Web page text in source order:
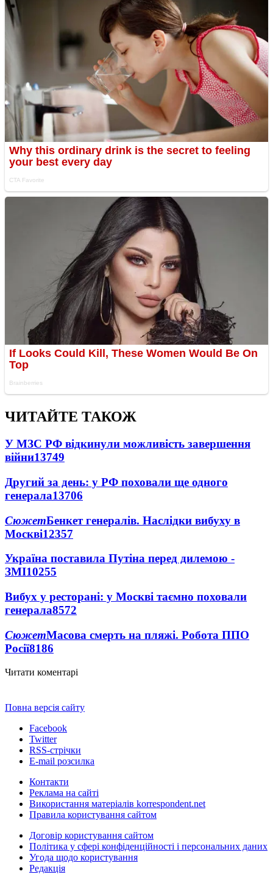
ЧИТАЙТЕ ТАКОЖ
У МЗС РФ відкинули можливість завершення
війни13749
Другий за день: у РФ поховали ще одного
генерала13706
СюжетБенкет генералів. Наслідки вибуху в
Москві12357
Україна поставила Путіна перед дилемою -
ЗМІ10255
Вибух у ресторані: у Москві таємно поховали
генерала8572
СюжетМасова смерть на пляжі. Робота ППО
Росії8186
Читати коментарі
Повна версія сайту
Facebook
Twitter
RSS-стрічки
E-mail розсилка
Контакти
Реклама на сайті
Використання матеріалів korrespondent.net
Правила користування сайтом
Договір користування сайтом
Політика у сфері конфіденційності і персональних даних
Угода щодо користування
Редакція